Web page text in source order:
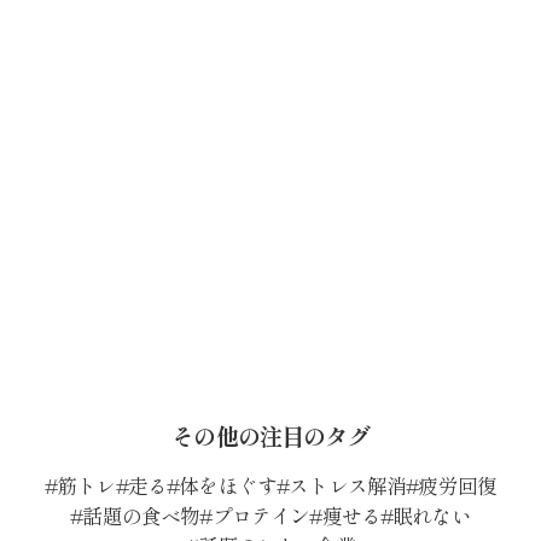
その他の注目のタグ
筋トレ 走る 体をほぐす ストレス解消 疲労回復
話題の食べ物 プロテイン 痩せる 眠れない